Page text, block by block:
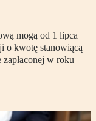
mogą od 1 lipca
o kwotę stanowiącą
w roku